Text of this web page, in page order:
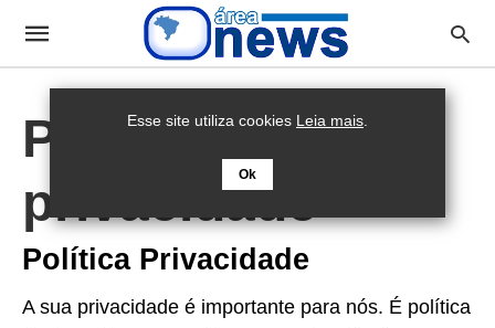
Política de
privacidade
Política Privacidade
A sua privacidade é importante para nós. É política
Esse site utiliza cookies Leia mais.
Ok